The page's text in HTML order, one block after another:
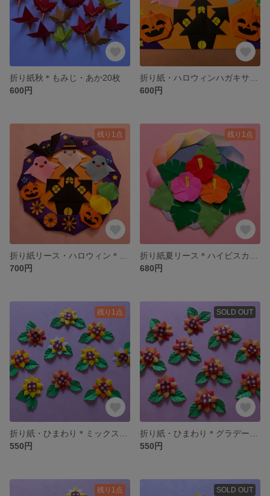
折り紙秋＊もみじ・あか20枚
600円
600円
残り1点
700円
残り1点
680円
残り1点
550円
SOLD OUT
550円
残り1点 SOLD OUT